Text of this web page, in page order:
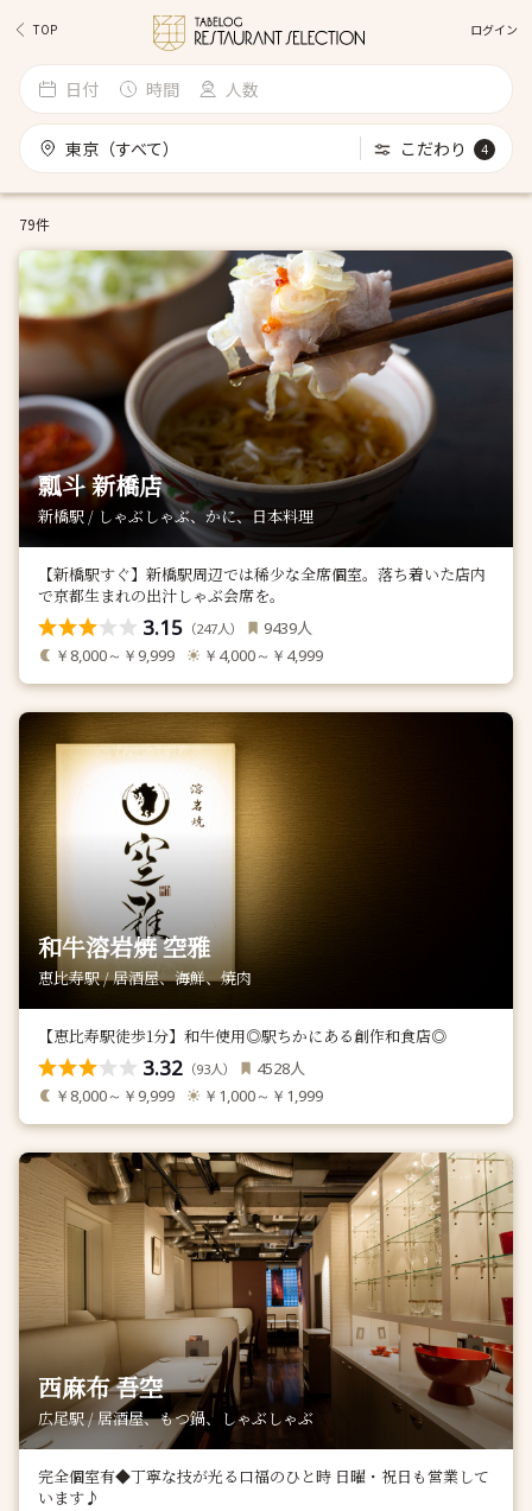
TOP ログイン
日付 時間 人数
東京（すべて） こだわり 4
79件
瓢斗 新橋店
新橋駅 / しゃぶしゃぶ、かに、日本料理
【新橋駅すぐ】新橋駅周辺では稀少な全席個室。落ち着いた店内
で京都生まれの出汁しゃぶ会席を。
3.15 （247人） 9439人
￥8,000～￥9,999 ￥4,000～￥4,999
和牛溶岩焼 空雅
恵比寿駅 / 居酒屋、海鮮、焼肉
【恵比寿駅徒歩1分】和牛使用◎駅ちかにある創作和食店◎
3.32 （93人） 4528人
￥8,000～￥9,999 ￥1,000～￥1,999
西麻布 吾空
広尾駅 / 居酒屋、もつ鍋、しゃぶしゃぶ
完全個室有◆丁寧な技が光る口福のひと時 日曜・祝日も営業して
います♪